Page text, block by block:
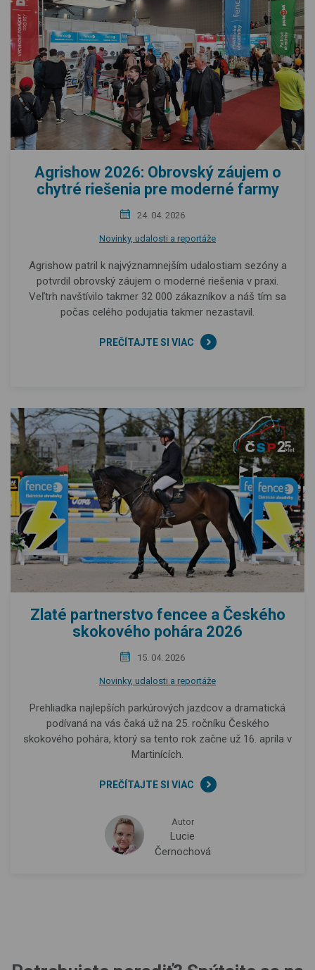
Agrishow 2026: Obrovský záujem o
chytré riešenia pre moderné farmy
24. 04. 2026
Novinky, udalosti a reportáže
Agrishow patril k najvýznamnejším udalostiam sezóny a
potvrdil obrovský záujem o moderné riešenia v praxi.
Veľtrh navštívilo takmer 32 000 zákazníkov a náš tím sa
počas celého podujatia takmer nezastavil.
PREČÍTAJTE SI VIAC
Zlaté partnerstvo fencee a Českého
skokového pohára 2026
15. 04. 2026
Novinky, udalosti a reportáže
Prehliadka najlepších parkúrových jazdcov a dramatická
podívaná na vás čaká už na 25. ročníku Českého
skokového pohára, ktorý sa tento rok začne už 16. apríla v
Martinících.
PREČÍTAJTE SI VIAC
Autor
Lucie
Černochová